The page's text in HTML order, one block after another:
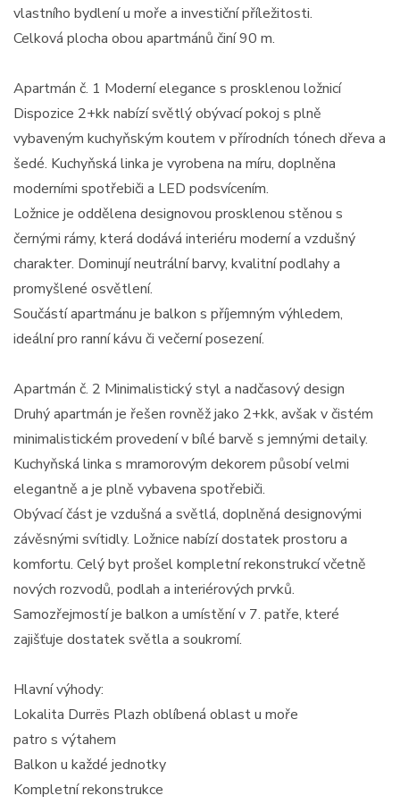
vlastního bydlení u moře a investiční příležitosti.
Celková plocha obou apartmánů činí 90 m.
Apartmán č. 1 Moderní elegance s prosklenou ložnicí
Dispozice 2+kk nabízí světlý obývací pokoj s plně
vybaveným kuchyňským koutem v přírodních tónech dřeva a
šedé. Kuchyňská linka je vyrobena na míru, doplněna
moderními spotřebiči a LED podsvícením.
Ložnice je oddělena designovou prosklenou stěnou s
černými rámy, která dodává interiéru moderní a vzdušný
charakter. Dominují neutrální barvy, kvalitní podlahy a
promyšlené osvětlení.
Součástí apartmánu je balkon s příjemným výhledem,
ideální pro ranní kávu či večerní posezení.
Apartmán č. 2 Minimalistický styl a nadčasový design
Druhý apartmán je řešen rovněž jako 2+kk, avšak v čistém
minimalistickém provedení v bílé barvě s jemnými detaily.
Kuchyňská linka s mramorovým dekorem působí velmi
elegantně a je plně vybavena spotřebiči.
Obývací část je vzdušná a světlá, doplněná designovými
závěsnými svítidly. Ložnice nabízí dostatek prostoru a
komfortu. Celý byt prošel kompletní rekonstrukcí včetně
nových rozvodů, podlah a interiérových prvků.
Samozřejmostí je balkon a umístění v 7. patře, které
zajišťuje dostatek světla a soukromí.
Hlavní výhody:
Lokalita Durrës Plazh oblíbená oblast u moře
patro s výtahem
Balkon u každé jednotky
Kompletní rekonstrukce